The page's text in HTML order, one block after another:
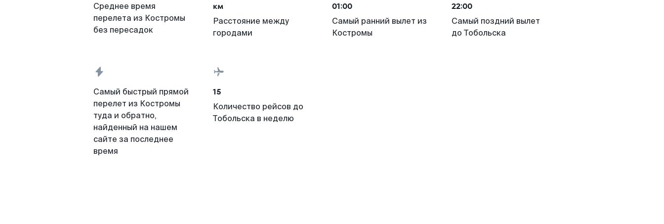
Среднее время
перелета из Костромы
без пересадок
км
Расстояние между
городами
01:00
Самый ранний вылет из
Костромы
22:00
Самый поздний вылет
до Тобольска
Самый быстрый прямой
перелет из Костромы
туда и обратно,
найденный на нашем
сайте за последнее
время
15
Количество рейсов до
Тобольска в неделю